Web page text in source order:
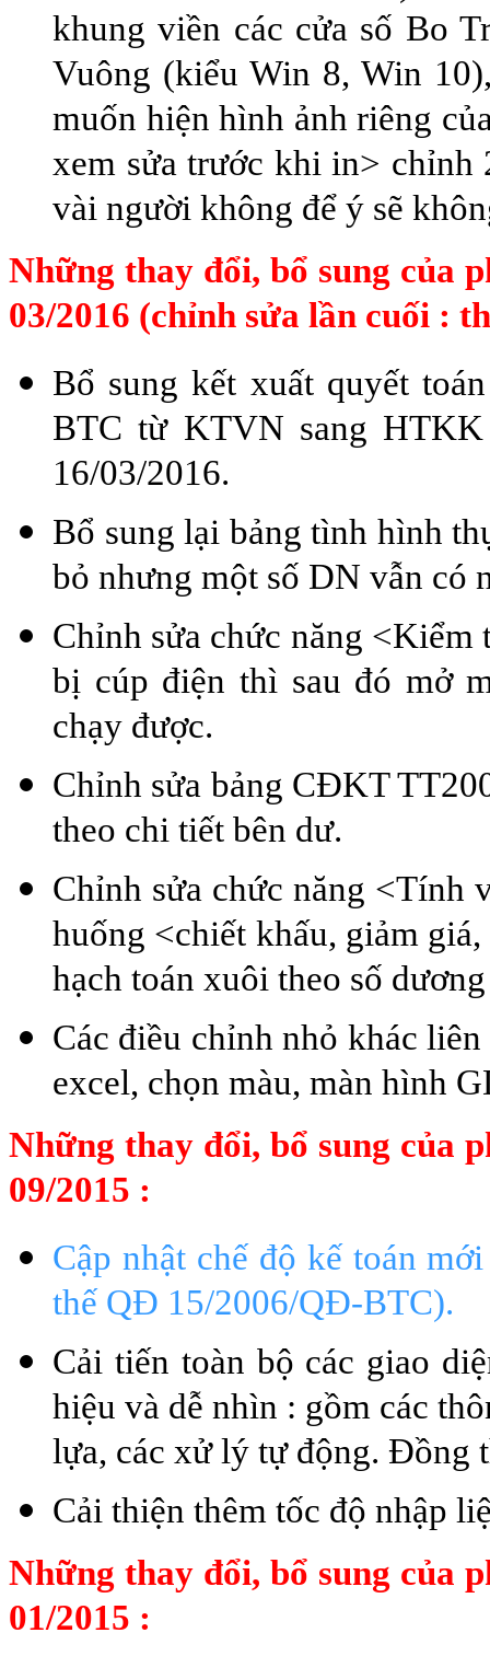
khung viền các cửa số Bo
Vuông (kiểu Win 8, Win
muốn hiện hình ảnh riêng
xem sửa trước khi in> chỉnh
vài người không để ý sẽ
Những thay đổi, bổ sung của
03/2016 (chỉnh sửa lần cuối :
Bổ sung kết xuất quyết
BTC từ KTVN sang HTKK
16/03/2016.
Bổ sung lại bảng tình hình
bỏ nhưng một số DN vẫn có
Chỉnh sửa chức năng
bị cúp điện thì sau đó mở
chạy được.
Chỉnh sửa bảng CĐKT
theo chi tiết bên dư.
Chỉnh sửa chức năng <Tính
huống <chiết khấu, giảm
hạch toán xuôi theo số
Các điều chỉnh nhỏ khác
excel, chọn màu, màn hình
Những thay đổi, bổ sung của
09/2015 :
Cập nhật chế độ kế toán
thế QĐ 15/2006/QĐ-BTC).
Cải tiến toàn bộ các giao
hiệu và dễ nhìn : gồm các
lựa, các xử lý tự động. Đồng
Cải thiện thêm tốc độ nhập
Những thay đổi, bổ sung của
01/2015 :